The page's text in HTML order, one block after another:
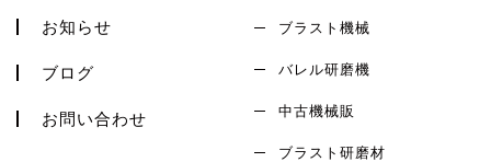
お知らせ
ブログ
お問い合わせ
ブラスト機械
バレル研磨機
中古機械販
ブラスト研磨材